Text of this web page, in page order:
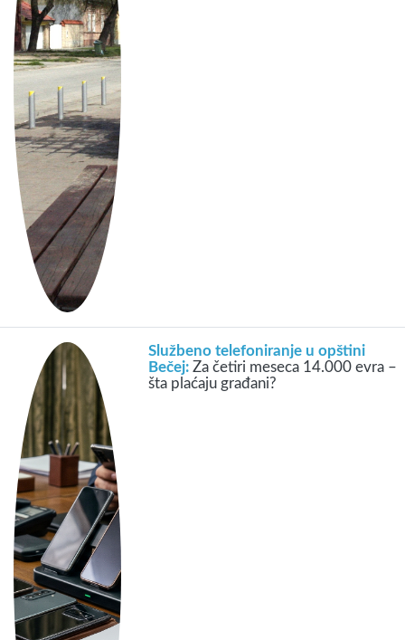
Službeno telefoniranje u opštini
Bečej:Za četiri meseca 14.000 evra –
šta plaćaju građani?